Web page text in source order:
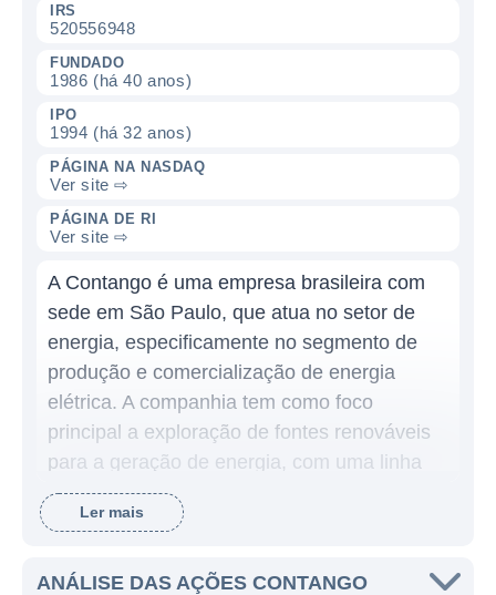
IRS
520556948
FUNDADO
1986 (há 40 anos)
IPO
1994 (há 32 anos)
PÁGINA NA NASDAQ
Ver site ⇨
PÁGINA DE RI
Ver site ⇨
A Contango é uma empresa brasileira com
sede em São Paulo, que atua no setor de
energia, especificamente no segmento de
produção e comercialização de energia
elétrica. A companhia tem como foco
principal a exploração de fontes renováveis
para a geração de energia, com uma linha
de atuação que abrange tanto projetos de
energia solar quanto eólica. Desde a sua
como uma referência em práticas
Ler mais
ANÁLISE DAS AÇÕES CONTANGO